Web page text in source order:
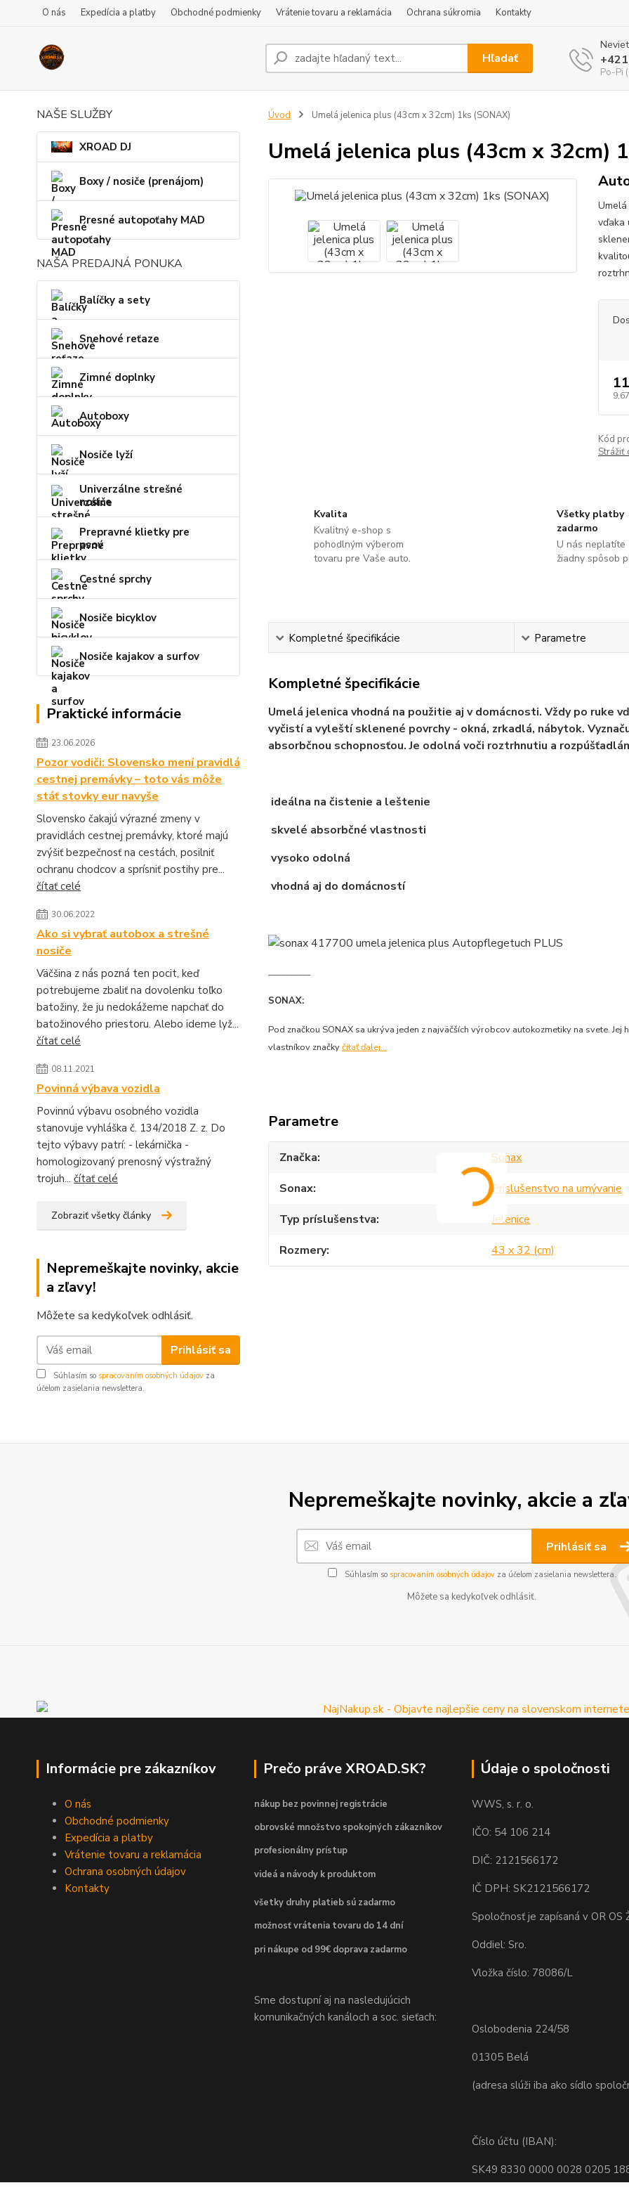
O nás Expedícia a platby Obchodné podmienky Vrátenie tovaru a reklamácia Ochrana súkromia Kontakty
Hľadať
Po-Pi
NAŠE SLUŽBY
XROAD DJ
Boxy / nosiče (prenájom)
Presné autopoťahy MAD
NAŠA PREDAJNÁ PONUKA
Balíčky a sety
Snehové reťaze
Zimné doplnky
Autoboxy
Nosiče lyží
Univerzálne strešné
nosiče
Prepravné klietky pre
psov
Cestné sprchy
Nosiče bicyklov
Nosiče kajakov a surfov
Praktické informácie
23.06.2026
Pozor vodiči: Slovensko mení pravidlá
cestnej premávky – toto vás môže
stáť stovky eur navyše
Slovensko čakajú výrazné zmeny v
pravidlách cestnej premávky, ktoré majú
zvýšiť bezpečnosť na cestách, posilniť
ochranu chodcov a sprísniť postihy pre...
čítať celé
30.06.2022
Ako si vybrať autobox a strešné
nosiče
Väčšina z nás pozná ten pocit, keď
potrebujeme zbaliť na dovolenku toľko
batožiny, že ju nedokážeme napchať do
batožinového priestoru. Alebo ideme lyž...
čítať celé
08.11.2021
Povinná výbava vozidla
Povinnú výbavu osobného vozidla
stanovuje vyhláška č. 134/2018 Z. z. Do
tejto výbavy patrí: - lekárnička -
homologizovaný prenosný výstražný
trojuh... čítať celé
Zobraziť všetky články
Nepremeškajte novinky, akcie
a zľavy!
Môžete sa kedykoľvek odhlásiť.
Prihlásiť sa
Súhlasím so spracovaním osobných údajov za
účelom zasielania newslettera.
Úvod Umelá jelenica plus (43cm x 32cm) 1ks (SONAX)
Umelá jelenica plus (43cm x 32cm)
vďaka
Kód
Strážiť
Kvalita
Kvalitný e-shop s
pohodlným výberom
tovaru pre Vaše auto.
Všetky platby
zadarmo
U nás neplatíte
žiadny spôsob
Kompletné špecifikácie Parametre
Kompletné špecifikácie
Umelá jelenica vhodná na použitie aj v domácnosti. Vždy po ruke
vyčistí a vyleští sklenené povrchy - okná, zrkadlá, nábytok.
absorbčnou schopnosťou. Je odolná voči roztrhnutiu a
ideálna na čistenie a leštenie
skvelé absorbčné vlastnosti
vysoko odolná
vhodná aj do domácností
__________
SONAX:
Pod značkou SONAX sa ukrýva jeden z najväčších výrobcov autokozmetiky na svete.
vlastníkov značkyčítať ďalej...
Parametre
Značka
Sonax
Sonax
Príslušenstvo na umývanie
Typ príslušenstva
Jelenice
Rozmery
43 x 32 (cm)
Nepremeškajte novinky, akcie a
Prihlásiť sa
Súhlasím so spracovaním osobných údajovza účelom zasielania newslettera.
Môžete sa kedykoľvek odhlásiť.
Informácie pre zákazníkov
O nás
Obchodné podmienky
Expedícia a platby
Vrátenie tovaru a reklamácia
Ochrana osobných údajov
Kontakty
Prečo práve XROAD.SK?
nákup bez povinnej registrácie
obrovské množstvo spokojných zákazníkov
profesionálny prístup
videá a návody k produktom
všetky druhy platieb sú zadarmo
možnosť vrátenia tovaru do 14 dní
pri nákupe od 99€ doprava zadarmo
Sme dostupní aj na nasledujúcich
komunikačných kanáloch a soc. sieťach:
Údaje o spoločnosti
WWS, s. r. o.
IČO: 54 106 214
DIČ: 2121566172
IČ DPH: SK2121566172
Spoločnosť je zapísaná v OR OS
Oddiel: Sro.
Vložka číslo: 78086/L
Oslobodenia 224/58
01305 Belá
(adresa slúži iba ako sídlo
Číslo účtu (IBAN):
SK49 8330 0000 0028 0205